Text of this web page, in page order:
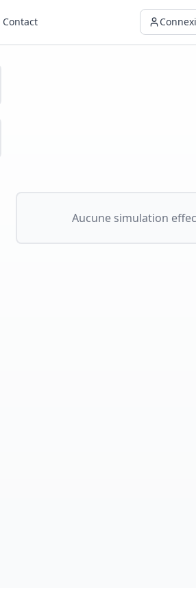
Contact
Aucune simulation